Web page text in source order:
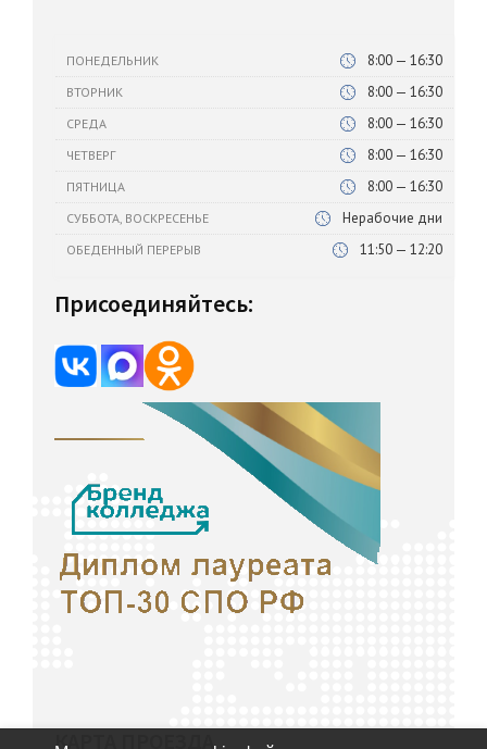
ПОНЕДЕЛЬНИК 8:00 — 16:30
ВТОРНИК 8:00 — 16:30
СРЕДА 8:00 — 16:30
ЧЕТВЕРГ 8:00 — 16:30
ПЯТНИЦА 8:00 — 16:30
СУББОТА, ВОСКРЕСЕНЬЕ Нерабочие дни
ОБЕДЕННЫЙ ПЕРЕРЫВ 11:50 — 12:20
Присоединяйтесь:
КАРТА ПРОЕЗДА